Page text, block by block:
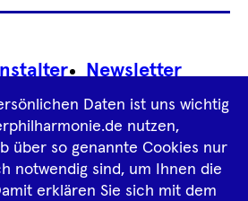
FooterNewsletter
AGB
Daten ist uns wichtig
nutzen,
über so genannte Cookies nur
notwendig sind, um Ihnen die
erklären Sie sich mit dem